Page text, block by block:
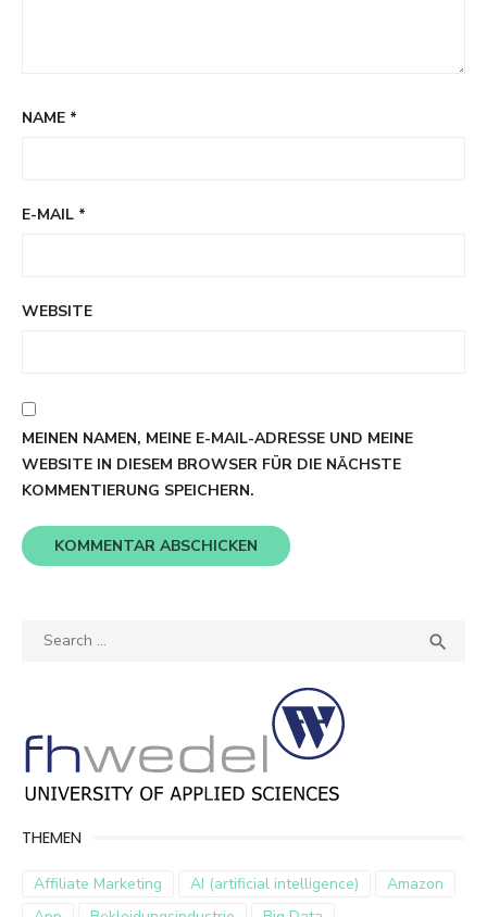
NAME *
E-MAIL *
WEBSITE
MEINEN NAMEN, MEINE E-MAIL-ADRESSE UND MEINE
WEBSITE IN DIESEM BROWSER FÜR DIE NÄCHSTE
KOMMENTIERUNG SPEICHERN.
Search

THEMEN
Affiliate Marketing AI (artificial intelligence)
Amazon